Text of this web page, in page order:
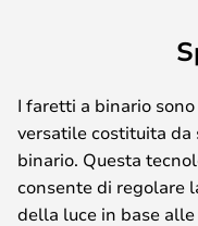
I faretti a binario
versatile costituita da
binario. Questa
consente di regolare
della luce in base